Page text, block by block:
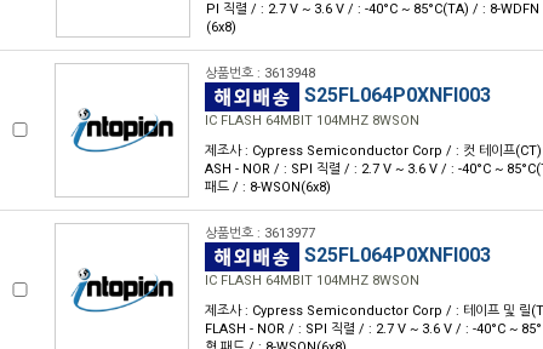
PI 직렬 / : 2.7 V ~ 3.6 V / : -40°C ~ 85°C(TA) / : 8-WDFN
(6x8)
상품번호 : 3613948
S25FL064P0XNFI003
IC FLASH 64MBIT 104MHZ 8WSON
제조사 : Cypress Semiconductor Corp / : 컷 테이프
ASH - NOR / : SPI 직렬 / : 2.7 V ~ 3.6 V / : -40°C ~
패드 / : 8-WSON(6x8)
상품번호 : 3613977
S25FL064P0XNFI003
IC FLASH 64MBIT 104MHZ 8WSON
제조사 : Cypress Semiconductor Corp / : 테이프 및 릴
FLASH - NOR / : SPI 직렬 / : 2.7 V ~ 3.6 V / : -40°C ~